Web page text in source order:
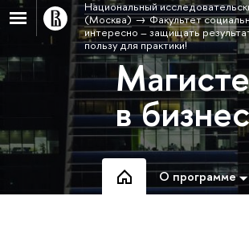
Национальный
(Москва)
Факультет
интересно – защищать
пользу для практики!
в
О программе